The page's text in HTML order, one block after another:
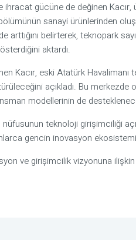
ihracat gücüne de değinen
sanayi ürünlerinden
arttığını belirterek, teknopark
aktardı.
Kacır, eski Atatürk Havalimanı
açıkladı. Bu merkezde
modellerinin de
teknoloji girişimciliği
gencin inovasyon
ve girişimcilik vizyonuna